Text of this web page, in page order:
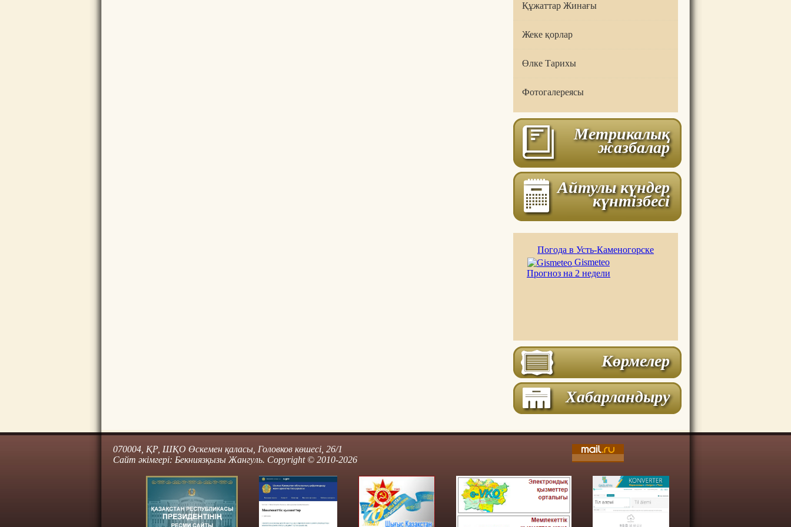
Құжаттар Жинағы
Жеке қорлар
Өлке Тарихы
Фотогалереясы
Метрикалық
жазбалар
Айтулы күндер
күнтізбесі
Погода в Усть-Каменогорске
Gismeteo
Прогноз на 2 недели
Көрмелер
Хабарландыру
070004, ҚР, ШҚО Өскемен қаласы, Головков көшесі, 26/1
Сайт әкімгері: Бекниязқызы Жангуль. Copyright © 2010-2026